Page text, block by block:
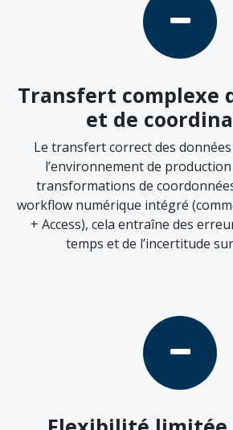
Transfert complexe
et de
Le transfert correct des
l’environnement de
transformations de
workflow numérique intégré
+ Access), cela entraîne des
temps et de l’incertitude